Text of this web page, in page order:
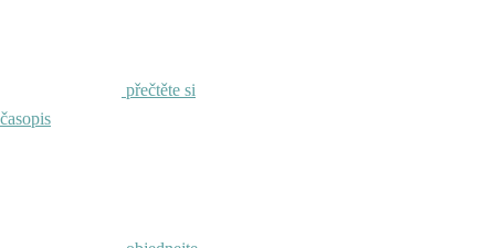
přečtěte si
časopis